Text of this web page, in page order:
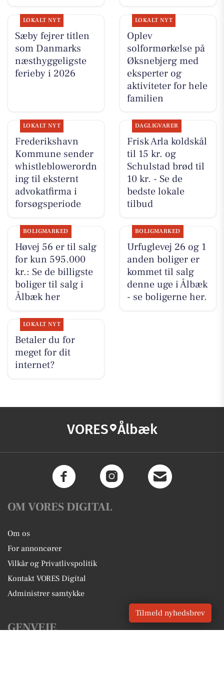
LOKALT NYT
Sæby fejrer titlen
som Danmarks
næsthyggeligste
ferieby i 2026
LOKALT NYT
Oplev
solformørkelse på
Øksnebjerg med
eksperter og
aktiviteter for hele
familien
LOKALT NYT
Frederikshavn
Kommune sender
whistleblowerordn
ing til eksternt
advokatfirma i
forsøgsperiode
DAGLIGVARER
Frisk Arla koldskål
til 15 kr. og
Schulstad brød til
10 kr. - Se de
bedste lokale
tilbud
BOLIGMARKED
Høvej 56 er til salg
for kun 595.000
kr.: Se de billigste
boliger til salg i
Ålbæk her
BOLIGMARKED
Urfuglevej 26 og 1
anden boliger er
kommet til salg
denne uge i Ålbæk
- se boligerne her.
LOKALT NYT
Betaler du for
meget for dit
internet?
VORES Ålbæk
OM VORES DIGITAL
Om os
For annoncører
Vilkår og Privatlivspolitik
Kontakt VORES Digital
Administrer samtykke
GENVEJE
Tilmeld nyhedsbrev